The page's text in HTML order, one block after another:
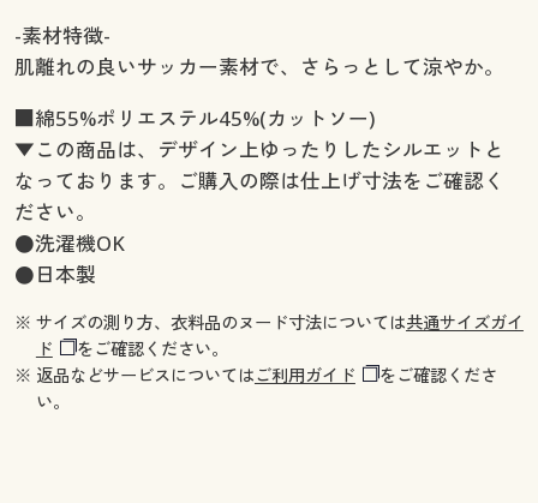
-素材特徴-
肌離れの良いサッカー素材で、さらっとして涼やか。
■綿55%ポリエステル45%(カットソー)
▼この商品は、デザイン上ゆったりしたシルエットと
なっております。ご購入の際は仕上げ寸法をご確認く
ださい。
●洗濯機OK
●日本製
※ サイズの測り方、衣料品のヌード寸法については共通サイズガイ
ド
をご確認ください。
※ 返品などサービスについてはご利用ガイド
をご確認くださ
い。